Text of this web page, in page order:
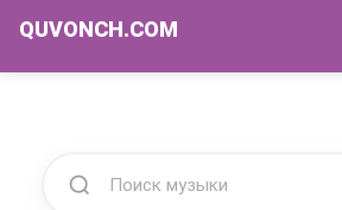
QUVONCH.COM